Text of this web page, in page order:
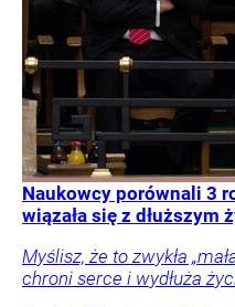
Naukowcy porównali 3
wiązała się z dłuższym
Myślisz, że to zwykła
chroni serce i wydłuża